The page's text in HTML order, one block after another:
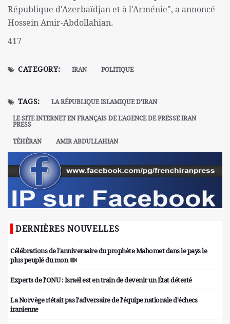
République d'Azerbaïdjan et à l'Arménie", a annoncé
Hossein Amir-Abdollahian.
417
CATEGORY: IRAN POLITIQUE
TAGS:
LA RÉPUBLIQUE ISLAMIQUE D'IRAN
LE SITE INTERNET EN FRANÇAIS DE L'AGENCE DE PRESSE IRAN
PRESS
TÉHÉRAN
AMIR ABDULLAHIAN
DERNIÈRES NOUVELLES
Célébrations de l'anniversaire du prophète Mahomet dans le pays le
plus peuplé du mon
Experts de l'ONU : Israël est en train de devenir un État détesté
La Norvège n'était pas l'adversaire de l'équipe nationale d'échecs
iranienne